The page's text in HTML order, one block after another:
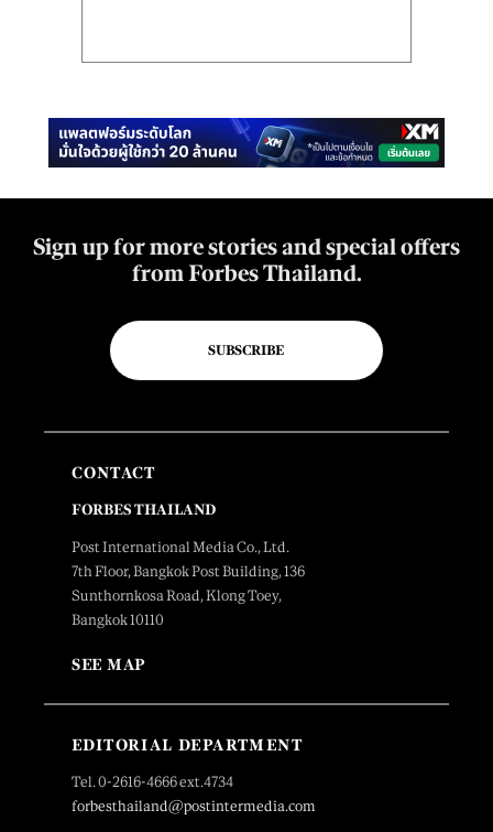
Sign up for more stories and special offers
from Forbes Thailand.
SUBSCRIBE
CONTACT
FORBES THAILAND
Post International Media Co., Ltd.
7th Floor, Bangkok Post Building, 136
Sunthornkosa Road, Klong Toey,
Bangkok 10110
SEE MAP
EDITORIAL DEPARTMENT
Tel. 0-2616-4666 ext.4734
forbesthailand@postintermedia.com